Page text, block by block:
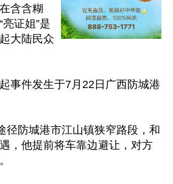
含含糊
证姐”是
大陆民众
事件发生于7月22日广西防城港
径防城港市江山镇狭窄路段，和
，他提前将车靠边避让，对方